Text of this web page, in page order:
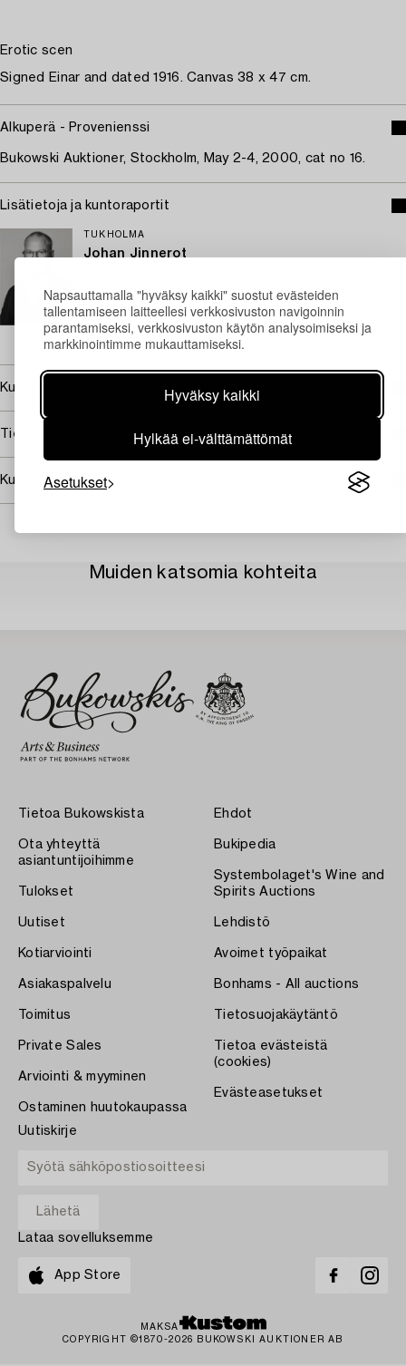
Napsauttamalla "hyväksy kaikki" suostut evästeiden
tallentamiseen laitteellesi verkkosivuston navigoinnin
parantamiseksi, verkkosivuston käytön analysoimiseksi ja
markkinointimme mukauttamiseksi.
Hyväksy kaikki
Hylkää ei-välttämättömät
Asetukset
Erotic scen
Signed Einar and dated 1916. Canvas 38 x 47 cm.
Alkuperä - Provenienssi
Bukowski Auktioner, Stockholm, May 2-4, 2000, cat no 16.
Lisätietoja ja kuntoraportit
TUKHOLMA
Johan Jinnerot
+46 (0)739 400 801
Sähköposti
→ Kysyttyjä esineitä
Kuuluu jälleenmyyntikorvauksen piiriin
Tietoa ostamisesta
Kuvan käyttöoikeudet
Muiden katsomia kohteita
Tietoa Bukowskista
Ota yhteyttä
asiantuntijoihimme
Tulokset
Uutiset
Kotiarviointi
Asiakaspalvelu
Toimitus
Private Sales
Arviointi & myyminen
Ostaminen huutokaupassa
Ehdot
Bukipedia
Systembolaget's Wine and
Spirits Auctions
Lehdistö
Avoimet työpaikat
Bonhams - All auctions
Tietosuojakäytäntö
Tietoa evästeistä
(cookies)
Evästeasetukset
Uutiskirje
Lataa sovelluksemme
App Store
MAKSA
COPYRIGHT ©1870-2026 BUKOWSKI AUKTIONER AB